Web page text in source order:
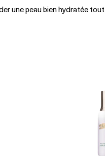
une peau bien hydratée